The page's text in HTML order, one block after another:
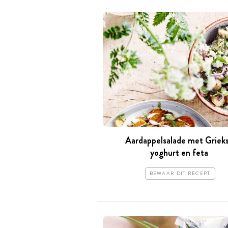
Aardappelsalade met
yoghurt en feta
BEWAAR DIT RECEPT